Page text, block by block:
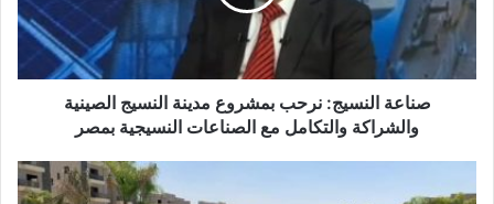
النسيج
الصينية
والشراكة
والتكامل
صناعة النسيج: نرحب بمشروع مدينة النسيج الصينية
والشراكة والتكامل مع الصناعات النسيجية بمصر
مشروع